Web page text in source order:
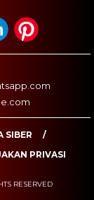
SIBER
PRIVASI
RESERVED